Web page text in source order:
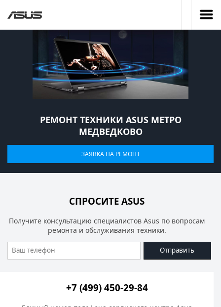
РЕМОНТ ТЕХНИКИ ASUS МЕТРО
МЕДВЕДКОВО
ЗАЯВКА НА РЕМОНТ
СПРОСИТЕ ASUS
Получите консультацию специалистов Asus по вопросам
ремонта и обслуживания техники.
Отправить
+7 (499) 450-29-84